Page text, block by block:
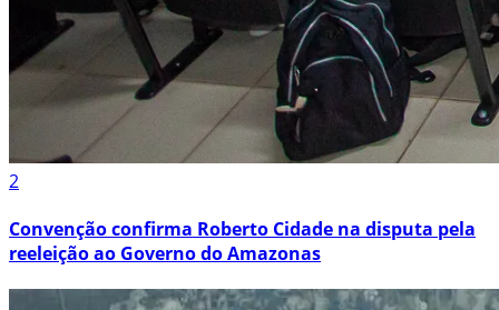
2
Convenção confirma Roberto Cidade na disputa pela
reeleição ao Governo do Amazonas